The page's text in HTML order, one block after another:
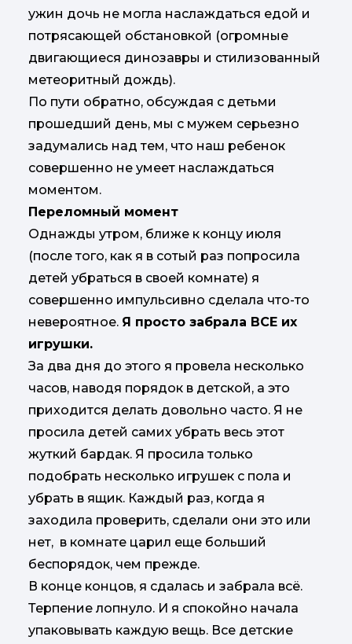
ужин дочь не могла наслаждаться едой и
потрясающей обстановкой (огромные
двигающиеся динозавры и стилизованный
метеоритный дождь).
По пути обратно, обсуждая с детьми
прошедший день, мы с мужем серьезно
задумались над тем, что наш ребенок
совершенно не умеет наслаждаться
моментом.
Переломный момент
Однажды утром, ближе к концу июля
(после того, как я в сотый раз попросила
детей убраться в своей комнате) я
совершенно импульсивно сделала что-то
невероятное. Я просто забрала ВСЕ их
игрушки.
За два дня до этого я провела несколько
часов, наводя порядок в детской, а это
приходится делать довольно часто. Я не
просила детей самих убрать весь этот
жуткий бардак. Я просила только
подобрать несколько игрушек с пола и
убрать в ящик. Каждый раз, когда я
заходила проверить, сделали они это или
нет, в комнате царил еще больший
беспорядок, чем прежде.
В конце концов, я сдалась и забрала всё.
Терпение лопнуло. И я спокойно начала
упаковывать каждую вещь. Все детские